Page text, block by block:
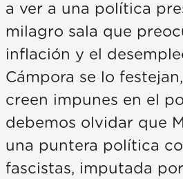
a ver a una política
milagro sala que
inflación y el
Cámpora se lo
creen impunes en el
debemos olvidar que
una puntera política
fascistas, imputada